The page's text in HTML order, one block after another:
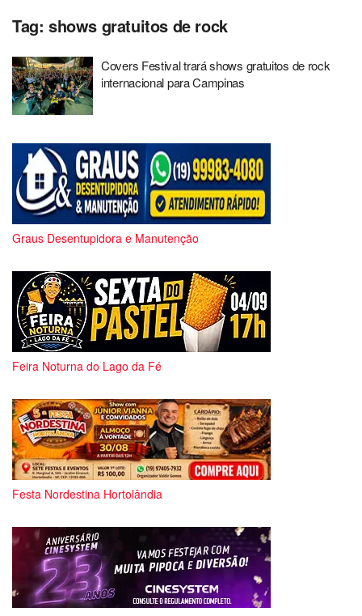
Tag: shows gratuitos de rock
Covers Festival trará shows gratuitos de rock
internacional para Campinas
Graus Desentupidora e Manutenção
Feira Noturna do Lago da Fé
Festa Nordestina Hortolândia